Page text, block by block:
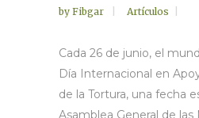
by Fibgar Artículos
Cada 26 de junio, el
Día Internacional en
de la Tortura, una fecha
Asamblea General de las